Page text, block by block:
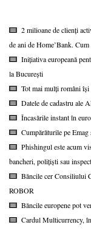
2 milioane de clienți
de ani de Home’Bank.
Inițiativa europeană
la București
Tot mai mulți români își
Datele de cadastru ale
Încasările instant în
Cumpărăturile pe
Phishingul este acum
bancheri, polițiști sau
Băncile cer Consiliului
ROBOR
Băncile europene pot
Cardul Multicurrency,